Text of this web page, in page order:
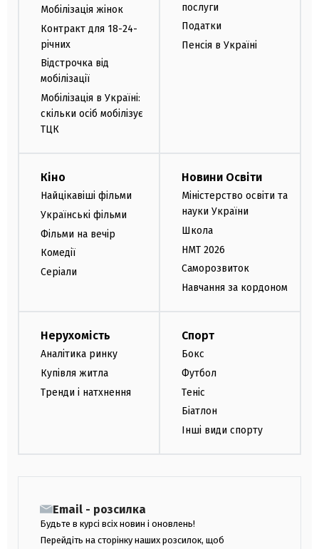
Мобілізація жінок
Контракт для 18-24-
річних
Відстрочка від
мобілізації
Мобілізація в Україні:
скільки осіб мобілізує
ТЦК
послуги
Податки
Пенсія в Україні
Кіно
Найцікавіші фільми
Українські фільми
Фільми на вечір
Комедії
Серіали
Новини Освіти
Міністерство освіти та
науки України
Школа
НМТ 2026
Саморозвиток
Навчання за кордоном
Нерухомість
Аналітика ринку
Купівля житла
Тренди і натхнення
Спорт
Бокс
Футбол
Теніс
Біатлон
Інші види спорту
Email - розсилка
Будьте в курсі всіх новин і оновлень!
Перейдіть на сторінку наших розсилок, щоб